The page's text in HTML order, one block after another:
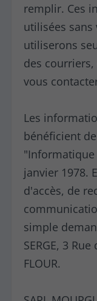
remplir. Ces
utilisées sans
utiliserons
des
vous
Les
bénéficient
"Informatique
janvier 1978.
d'accès, de
simple
SERGE, 3
FLOUR.